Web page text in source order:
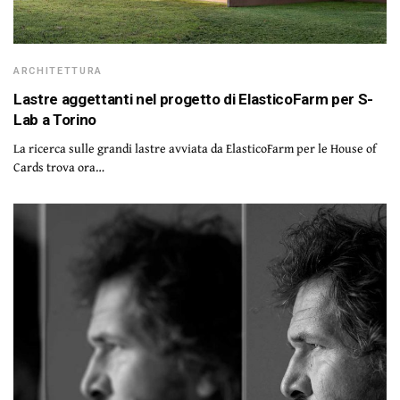
ARCHITETTURA
Lastre aggettanti nel progetto di ElasticoFarm per S-
Lab a Torino
La ricerca sulle grandi lastre avviata da ElasticoFarm per le House of
Cards trova ora…